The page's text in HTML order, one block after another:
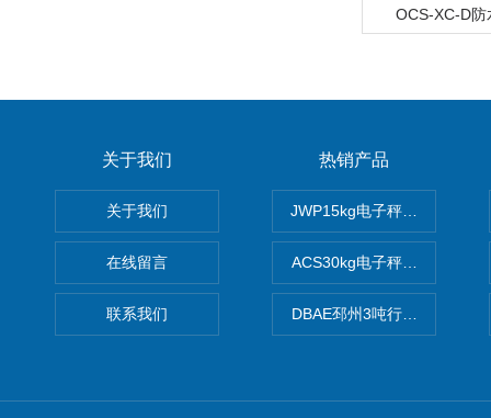
OCS-XC-D防
关于我们
关于我们
在线留言
联系我们
热销产品
JWP15kg电子秤价格,15公
ACS30kg电子秤价格,30公
DBAE邳州3吨行车电子吊秤